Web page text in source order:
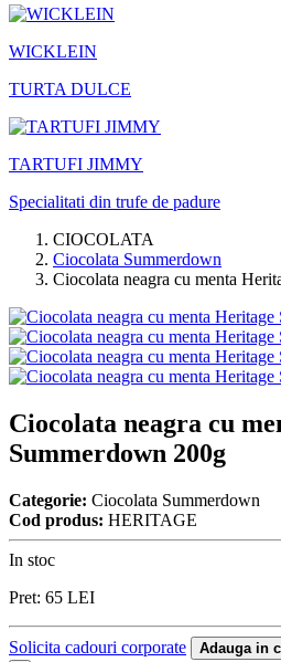
WICKLEIN
TURTA DULCE
TARTUFI JIMMY
Specialitati din trufe de padure
CIOCOLATA
Ciocolata Summerdown
Ciocolata neagra cu menta
Ciocolata neagra cu
Summerdown 200g
Categorie: Ciocolata Summerdown
Cod produs: HERITAGE
In stoc
Pret: 65 LEI
Solicita cadouri corporate Adauga in